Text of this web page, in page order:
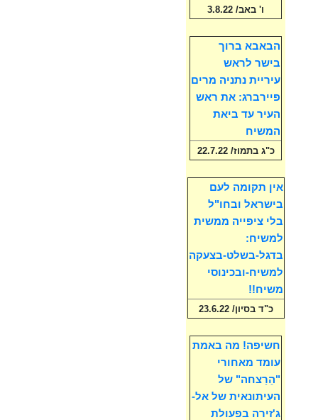
ו' באב/ 3.8.22
הבאבא ברוך
בישר לראש
עיריית נתניה מרים
פיירברג: את ראש
העיר עד ביאת
המשיח
כ"ג בתמוז/ 22.7.22
אין תקומה לעם
בישראל ובחו"ל
בלי ציפייה ממשית
למשיח:
בדגל-בשלט-בצעקה
למשיח-ובכינוסי
משיח!!
כ"ד בסיון/ 23.6.22
חשיפה! מה באמת
עומד מאחורי
"הֵרַצחה" של
העיתונאית של אל-
ג'זירה בפעולת